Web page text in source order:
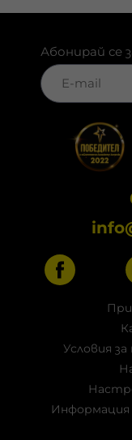
Абонирай се
Условия за
Информация